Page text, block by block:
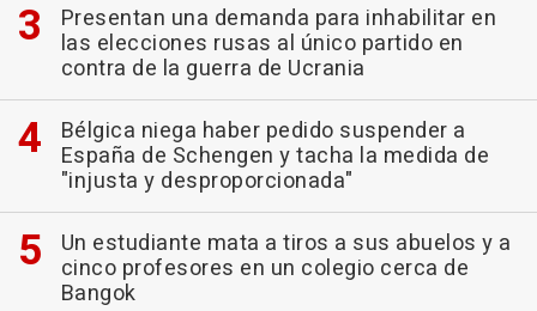
Presentan una demanda para inhabilitar en
las elecciones rusas al único partido en
contra de la guerra de Ucrania
Bélgica niega haber pedido suspender a
España de Schengen y tacha la medida de
"injusta y desproporcionada"
Un estudiante mata a tiros a sus abuelos y a
cinco profesores en un colegio cerca de
Bangok